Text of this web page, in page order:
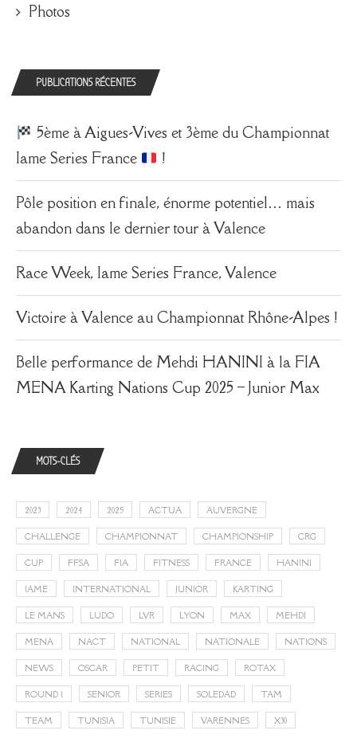
Photos
PUBLICATIONS RÉCENTES
5ème à Aigues-Vives et 3ème du Championnat
Iame Series France
!
Pôle position en finale, énorme potentiel… mais
abandon dans le dernier tour à Valence
Race Week, Iame Series France, Valence
Victoire à Valence au Championnat Rhône-Alpes !
Belle performance de Mehdi HANINI à la FIA
MENA Karting Nations Cup 2025 – Junior Max
MOTS-CLÉS
2023 2024 2025 ACTUA AUVERGNE
CHALLENGE CHAMPIONNAT CHAMPIONSHIP CRG
CUP FFSA FIA FITNESS FRANCE HANINI
IAME INTERNATIONAL JUNIOR KARTING
LE MANS LUDO LVR LYON MAX MEHDI
MENA NACT NATIONAL NATIONALE NATIONS
NEWS OSCAR PETIT RACING ROTAX
ROUND 1 SENIOR SERIES SOLEDAD TAM
TEAM TUNISIA TUNISIE VARENNES X30